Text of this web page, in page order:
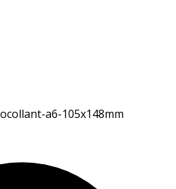
a6-105x148mm